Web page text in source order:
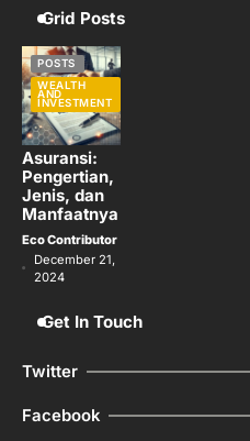
Grid Posts
POSTS
WEALTH
AND
INVESTMENT
Asuransi:
Pengertian,
Jenis, dan
Manfaatnya
Eco Contributor
December 21,
2024
Get In Touch
Twitter
Facebook